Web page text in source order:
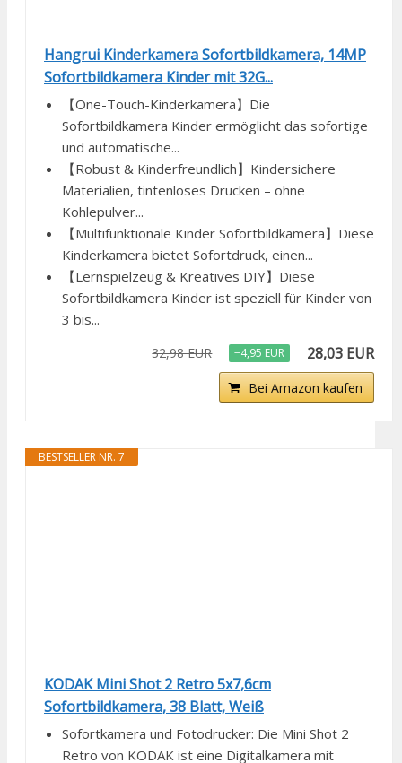
Hangrui Kinderkamera Sofortbildkamera, 14MP
Sofortbildkamera Kinder mit 32G...
【One-Touch-Kinderkamera】Die
Sofortbildkamera Kinder ermöglicht das sofortige
und automatische...
【Robust & Kinderfreundlich】Kindersichere
Materialien, tintenloses Drucken – ohne
Kohlepulver...
【Multifunktionale Kinder Sofortbildkamera】Diese
Kinderkamera bietet Sofortdruck, einen...
【Lernspielzeug & Kreatives DIY】Diese
Sofortbildkamera Kinder ist speziell für Kinder von
3 bis...
32,98 EUR −4,95 EUR 28,03 EUR
Bei Amazon kaufen
BESTSELLER NR. 7
KODAK Mini Shot 2 Retro 5x7,6cm
Sofortbildkamera, 38 Blatt, Weiß
Sofortkamera und Fotodrucker: Die Mini Shot 2
Retro von KODAK ist eine Digitalkamera mit